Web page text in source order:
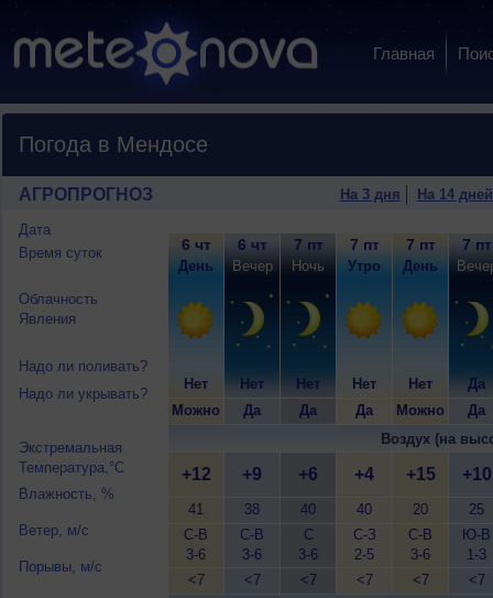
Главная
Погода в Мендосе
АГРОПРОГНОЗ На 3 дня На 14 дней
Дата
Время суток
Облачность
Явления
Надо ли поливать?
Надо ли укрывать?
Экстремальная
Температура,°C
Влажность, %
Ветер, м/с
Порывы, м/с
6 чт
День
Нет
Можно
6 чт
Вечер
Нет
Да
7 пт
Ночь
Нет
Да
7 пт
Утро
Нет
Да
7 пт
День
Нет
Можно
7 пт
Да
Да
Воздух (на
+12
41
С-В
3-6
<7
+9
38
С-В
3-6
<7
+6
40
С
3-6
<7
+4
40
С-З
2-5
<7
+15
20
С-В
3-6
<7
+10
25
Ю-В
1-3
<7